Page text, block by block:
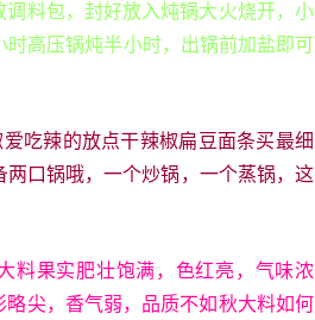
料包，封好放入炖锅大火烧开，小
高压锅炖半小时，出锅前加盐即可
吃辣的放点干辣椒扁豆面条买最细
口锅哦，一个炒锅，一个蒸锅，这
料果实肥壮饱满，色红亮，气味浓
尖，香气弱，品质不如秋大料如何